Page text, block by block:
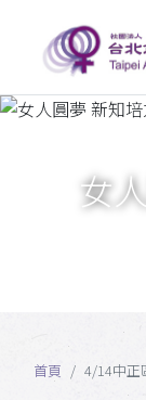
女
首頁 4/14中正